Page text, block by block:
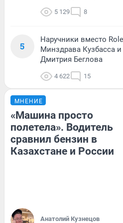
5 129 8
5
Наручники вместо
Минздрава Кузбасса
Дмитрия Беглова
4 622 15
МНЕНИЕ
«Машина просто
полетела». Водитель
сравнил бензин в
Казахстане и России
Анатолий Кузнецов